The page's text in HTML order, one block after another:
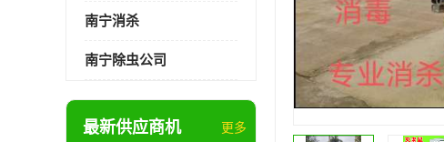
南宁消杀
南宁除虫公司
最新供应商机 更多